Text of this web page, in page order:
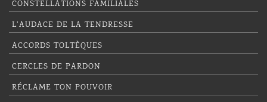
CONSTELLATIONS FAMILIALES
L’AUDACE DE LA TENDRESSE
ACCORDS TOLTÈQUES
CERCLES DE PARDON
RÉCLAME TON POUVOIR